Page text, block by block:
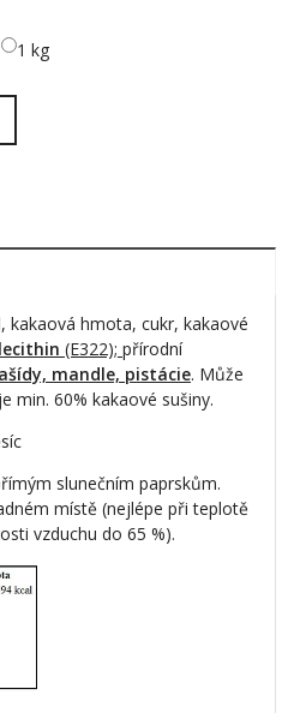
1 kg
kakaová hmota, cukr, kakaové
(E322); přírodní
mandle, pistácie. Může
min. 60% kakaové sušiny.
slunečním paprskům.
místě (nejlépe při teplotě
vzduchu do 65 %).